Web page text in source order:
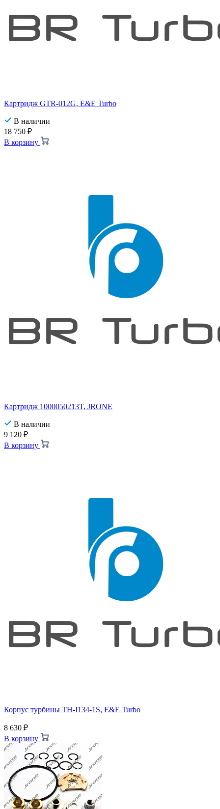
Картридж GTR-012G, E&E Turbo
В наличии
18 750 ₽
В корзину
Картридж 1000050213T, JRONE
В наличии
9 120 ₽
В корзину
Корпус турбины TH-I134-1S, E&E Turbo
8 630 ₽
В корзину